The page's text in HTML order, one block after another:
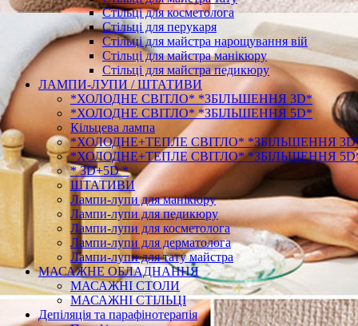
Стільці для косметолога
Стільці для перукаря
Стільці для майстра нарощування вій
Стільці для майстра манікюру
Стільці для майстра педикюру
ЛАМПИ-ЛУПИ / ШТАТИВИ
*ХОЛОДНЕ СВІТЛО* *ЗБІЛЬШЕННЯ 3D*
*ХОЛОДНЕ СВІТЛО* *ЗБІЛЬШЕННЯ 5D*
Кільцева лампа
*ХОЛОДНЕ+ТЕПЛЕ СВІТЛО* *ЗБІЛЬШЕННЯ
*ХОЛОДНЕ+ТЕПЛЕ СВІТЛО* *ЗБІЛЬШЕННЯ
* 3D+5D *
ШТАТИВИ
Лампи-лупи для манікюру
Лампи-лупи для педикюру
Лампи-лупи для косметолога
Лампи-лупи для дерматолога
Лампи-лупи для тату майстра
МАСАЖНЕ ОБЛАДНАННЯ
МАСАЖНІ СТОЛИ
МАСАЖНІ СТІЛЬЦІ
Депіляція та парафінотерапія